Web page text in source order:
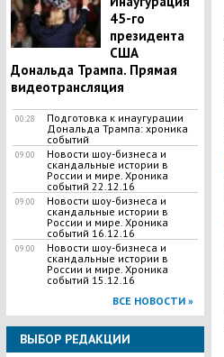
45-го
президента
США
Дональда Трампа. Прямая
видеотрансляция
00:28
Подготовка к инаугурации
Дональда Трампа: хроника
событий
09:00
Новости шоу-бизнеса и
скандальные истории в
России и мире. Хроника
событий 22.12.16
09:00
Новости шоу-бизнеса и
скандальные истории в
России и мире. Хроника
событий 16.12.16
09:00
Новости шоу-бизнеса и
скандальные истории в
России и мире. Хроника
событий 15.12.16
ВСЕ НОВОСТИ »
ВЫБОР РЕДАКЦИИ